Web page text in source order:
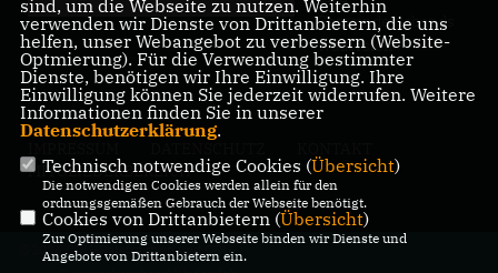
Gemeindeverbands
Wadersloh
MITGLIEDERBEREICH
@2026 CDU-Ratsfraktion und CDU-
sind, um die Webseite zu nutzen. Weiterhin
verwenden wir Dienste von Drittanbietern, die uns
helfen, unser Webangebot zu verbessern (Website-
Optmierung). Für die Verwendung bestimmter
Dienste, benötigen wir Ihre Einwilligung. Ihre
Einwilligung können Sie jederzeit widerrufen. Weitere
Informationen finden Sie in unserer
Datenschutzerklärung.
Technisch notwendige Cookies (Übersicht)
Die notwendigen Cookies werden allein für den
ordnungsgemäßen Gebrauch der Webseite benötigt.
Cookies von Drittanbietern (Übersicht)
Zur Optimierung unserer Webseite binden wir Dienste und
Angebote von Drittanbietern ein.